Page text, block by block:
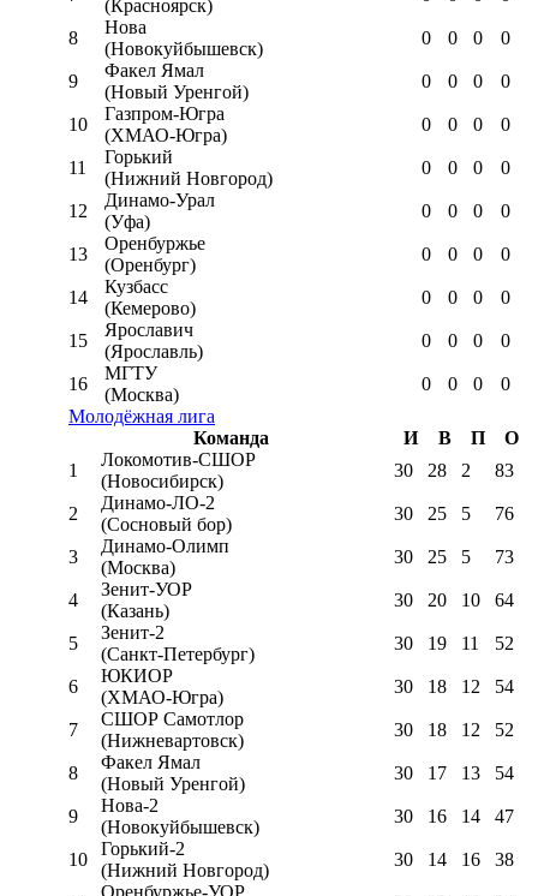
(Красноярск)
8
Нова
(Новокуйбышевск)
0 0 0 0
9
Факел Ямал
(Новый Уренгой)
0 0 0 0
10
Газпром-Югра
(ХМАО-Югра)
0 0 0 0
11
Горький
(Нижний Новгород)
0 0 0 0
12
Динамо-Урал
(Уфа)
0 0 0 0
13
Оренбуржье
(Оренбург)
0 0 0 0
14
Кузбасс
(Кемерово)
0 0 0 0
15
Ярославич
(Ярославль)
0 0 0 0
16
МГТУ
(Москва)
0 0 0
0
Молодёжная лига
Команда
И В П
О
1
Локомотив-CШОР
(Новосибирск)
30 28 2 83
2
Динамо-ЛО-2
(Сосновый бор)
30 25 5 76
3
Динамо-Олимп
(Москва)
30 25 5 73
4
Зенит-УОР
(Казань)
30 20 10 64
5
Зенит-2
(Санкт-Петербург)
30 19 11 52
6
ЮКИОР
(ХМАО-Югра)
30 18 12 54
7
СШОР Самотлор
(Нижневартовск)
30 18 12 52
8
Факел Ямал
(Новый Уренгой)
30 17 13 54
9
Нова-2
(Новокуйбышевск)
30 16 14 47
10
Горький-2
(Нижний Новгород)
30 14 16 38
Оренбуржье-УОР